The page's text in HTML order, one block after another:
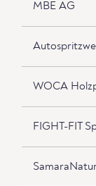
MBE AG
WOCA
FIGHT-FIT